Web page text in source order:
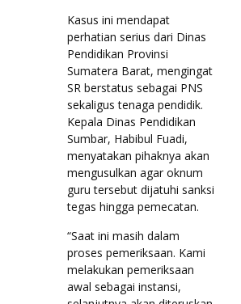
Kasus ini mendapat
perhatian serius dari Dinas
Pendidikan Provinsi
Sumatera Barat, mengingat
SR berstatus sebagai PNS
sekaligus tenaga pendidik.
Kepala Dinas Pendidikan
Sumbar, Habibul Fuadi,
menyatakan pihaknya akan
mengusulkan agar oknum
guru tersebut dijatuhi sanksi
tegas hingga pemecatan.
“Saat ini masih dalam
proses pemeriksaan. Kami
melakukan pemeriksaan
awal sebagai instansi,